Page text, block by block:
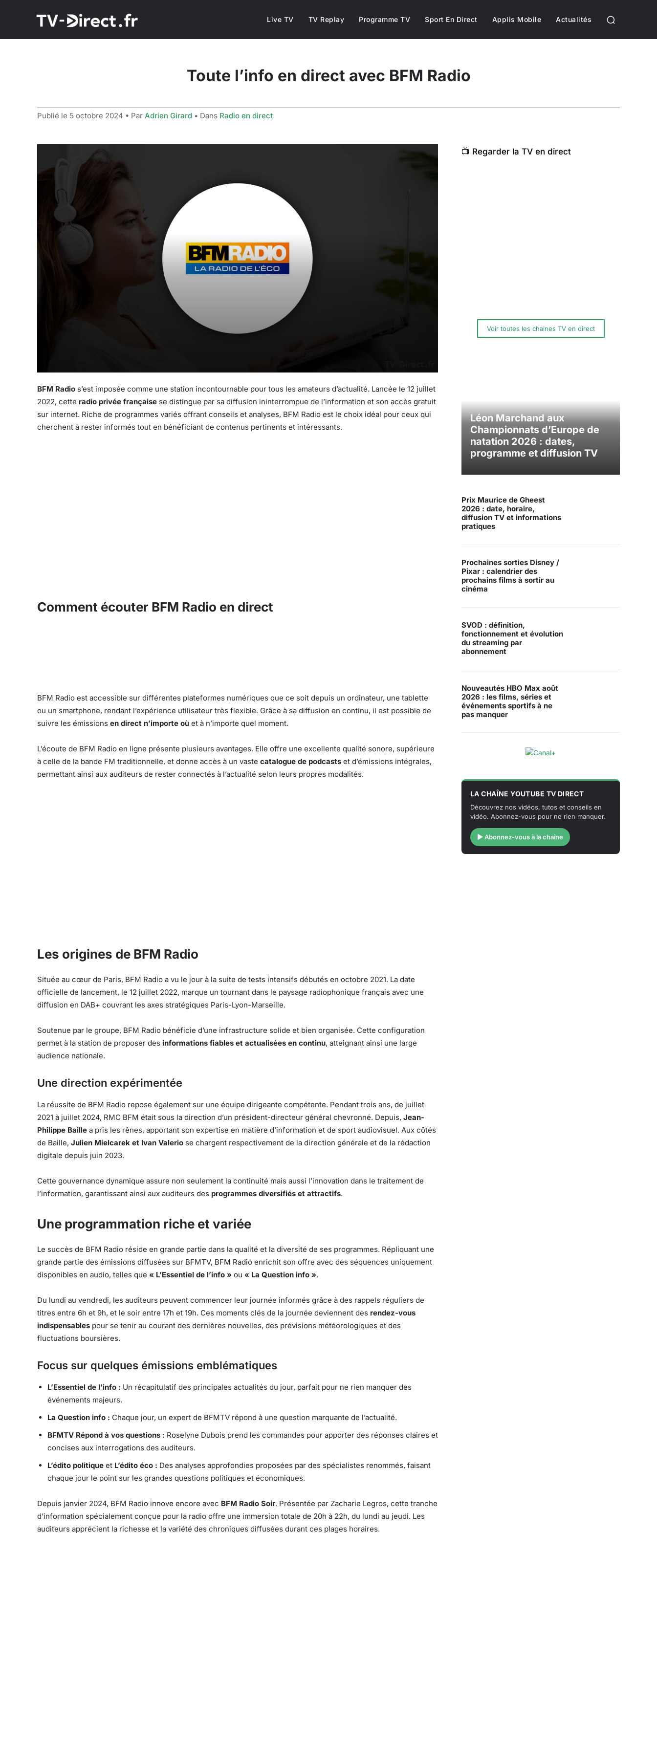
Live TV TV Replay Programme TV Sport En Direct Applis Mobile Actualités
Toute l’info en direct avec BFM Radio
Publié le 5 octobre 2024 • Par Adrien Girard • Dans Radio en direct
BFM Radio s’est imposée comme une station incontournable pour tous les amateurs d’actualité. Lancée le 12 juillet
2022, cette radio privée française se distingue par sa diffusion ininterrompue de l’information et son accès gratuit
sur internet. Riche de programmes variés offrant conseils et analyses, BFM Radio est le choix idéal pour ceux qui
cherchent à rester informés tout en bénéficiant de contenus pertinents et intéressants.
Comment écouter BFM Radio en direct
BFM Radio est accessible sur différentes plateformes numériques que ce soit depuis un ordinateur, une tablette
ou un smartphone, rendant l’expérience utilisateur très flexible. Grâce à sa diffusion en continu, il est possible de
suivre les émissions en direct n’importe où et à n’importe quel moment.
L’écoute de BFM Radio en ligne présente plusieurs avantages. Elle offre une excellente qualité sonore, supérieure
à celle de la bande FM traditionnelle, et donne accès à un vaste catalogue de podcasts et d’émissions intégrales,
permettant ainsi aux auditeurs de rester connectés à l’actualité selon leurs propres modalités.
Les origines de BFM Radio
Située au cœur de Paris, BFM Radio a vu le jour à la suite de tests intensifs débutés en octobre 2021. La date
officielle de lancement, le 12 juillet 2022, marque un tournant dans le paysage radiophonique français avec une
diffusion en DAB+ couvrant les axes stratégiques Paris-Lyon-Marseille.
Soutenue par le groupe, BFM Radio bénéficie d’une infrastructure solide et bien organisée. Cette configuration
permet à la station de proposer des informations fiables et actualisées en continu, atteignant ainsi une large
audience nationale.
Une direction expérimentée
La réussite de BFM Radio repose également sur une équipe dirigeante compétente. Pendant trois ans, de juillet
2021 à juillet 2024, RMC BFM était sous la direction d’un président-directeur général chevronné. Depuis, Jean-
Philippe Baille a pris les rênes, apportant son expertise en matière d’information et de sport audiovisuel. Aux côtés
de Baille, Julien Mielcarek et Ivan Valerio se chargent respectivement de la direction générale et de la rédaction
digitale depuis juin 2023.
Cette gouvernance dynamique assure non seulement la continuité mais aussi l’innovation dans le traitement de
l’information, garantissant ainsi aux auditeurs des programmes diversifiés et attractifs.
Une programmation riche et variée
Le succès de BFM Radio réside en grande partie dans la qualité et la diversité de ses programmes. Répliquant une
grande partie des émissions diffusées sur BFMTV, BFM Radio enrichit son offre avec des séquences uniquement
disponibles en audio, telles que « L’Essentiel de l’info » ou « La Question info ».
Du lundi au vendredi, les auditeurs peuvent commencer leur journée informés grâce à des rappels réguliers de
titres entre 6h et 9h, et le soir entre 17h et 19h. Ces moments clés de la journée deviennent des rendez-vous
indispensables pour se tenir au courant des dernières nouvelles, des prévisions météorologiques et des
fluctuations boursières.
Focus sur quelques émissions emblématiques
L’Essentiel de l’info : Un récapitulatif des principales actualités du jour, parfait pour ne rien manquer des
événements majeurs.
La Question info : Chaque jour, un expert de BFMTV répond à une question marquante de l’actualité.
BFMTV Répond à vos questions : Roselyne Dubois prend les commandes pour apporter des réponses claires et
concises aux interrogations des auditeurs.
L’édito politique et L’édito éco : Des analyses approfondies proposées par des spécialistes renommés, faisant
chaque jour le point sur les grandes questions politiques et économiques.
Depuis janvier 2024, BFM Radio innove encore avec BFM Radio Soir. Présentée par Zacharie Legros, cette tranche
d’information spécialement conçue pour la radio offre une immersion totale de 20h à 22h, du lundi au jeudi. Les
auditeurs apprécient la richesse et la variété des chroniques diffusées durant ces plages horaires.
📺 Regarder la TV en direct
Voir toutes les chaines TV en direct
Léon Marchand aux
Championnats d’Europe de
natation 2026 : dates,
programme et diffusion TV
Prix Maurice de Gheest
2026 : date, horaire,
diffusion TV et informations
pratiques
Prochaines sorties Disney /
Pixar : calendrier des
prochains films à sortir au
cinéma
SVOD : définition,
fonctionnement et évolution
du streaming par
abonnement
Nouveautés HBO Max août
2026 : les films, séries et
événements sportifs à ne
pas manquer
LA CHAÎNE YOUTUBE TV DIRECT
Découvrez nos vidéos, tutos et conseils en
vidéo. Abonnez-vous pour ne rien manquer.
▶ Abonnez-vous à la chaîne